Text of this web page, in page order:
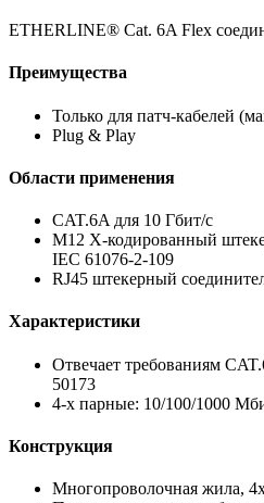
ETHERLINE® Cat. 6A Flex
Преимущества
Только для патч-кабелей
Plug & Play
Области применения
CAT.6A для 10 Гбит/с
M12 X-кодированный
IEC 61076-2-109
RJ45 штекерный
Характеристики
Отвечает требованиям
50173
4-х парные: 10/100/1000
Конструкция
Многопроволочная жила,